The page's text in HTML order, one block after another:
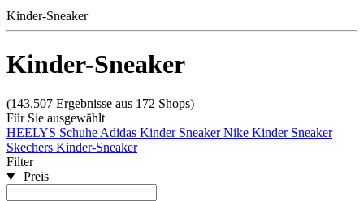
Kinder-Sneaker
Kinder-Sneaker
(143.507 Ergebnisse aus 172 Shops)
Für Sie ausgewählt
HEELYS Schuhe Adidas Kinder SneakerNike Kinder Sneaker
Skechers Kinder-Sneaker
Filter
Preis